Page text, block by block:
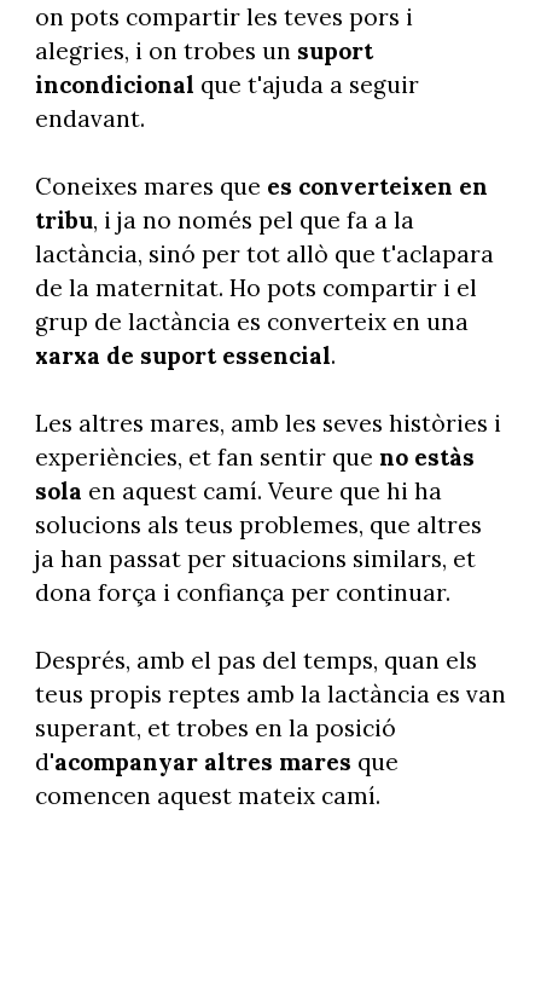
on pots compartir les teves pors i
alegries, i on trobes un suport
incondicional que t'ajuda a seguir
endavant.
Coneixes mares que es converteixen en
tribu, i ja no només pel que fa a la
lactància, sinó per tot allò que t'aclapara
de la maternitat. Ho pots compartir i el
grup de lactància es converteix en una
xarxa de suport essencial.
Les altres mares, amb les seves històries i
experiències, et fan sentir que no estàs
sola en aquest camí. Veure que hi ha
solucions als teus problemes, que altres
ja han passat per situacions similars, et
dona força i confiança per continuar.
Després, amb el pas del temps, quan els
teus propis reptes amb la lactància es van
superant, et trobes en la posició
d'acompanyar altres mares que
comencen aquest mateix camí.